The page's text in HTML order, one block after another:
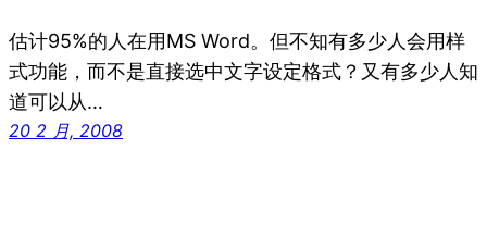
估计95%的人在用MS Word。但不知有多少人会用样
式功能，而不是直接选中文字设定格式？又有多少人知
道可以从…
20 2 月, 2008